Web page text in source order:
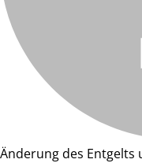
Änderung des